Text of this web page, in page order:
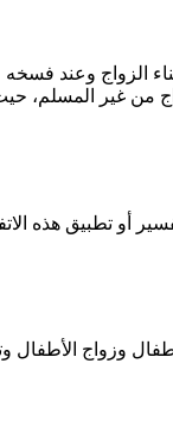
الزواج وعند
من غير المسلم،
حول تفسير أو
وزواج